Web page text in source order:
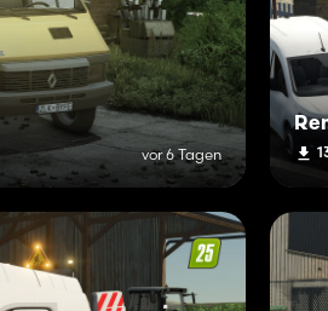
vor 6 Tagen